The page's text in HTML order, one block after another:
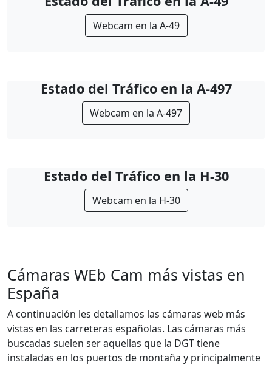
Webcam en la A-49
Estado del Tráfico en la A-497
Webcam en la A-497
Estado del Tráfico en la H-30
Webcam en la H-30
Cámaras WEb Cam más vistas en
España
A continuación les detallamos las cámaras web más
vistas en las carreteras españolas. Las cámaras más
buscadas suelen ser aquellas que la DGT tiene
instaladas en los puertos de montaña y principalmente